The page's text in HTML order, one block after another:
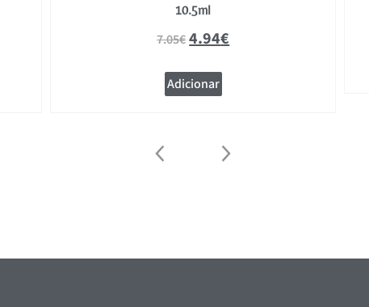
10.5ml
7.05€4.94€
Adicionar